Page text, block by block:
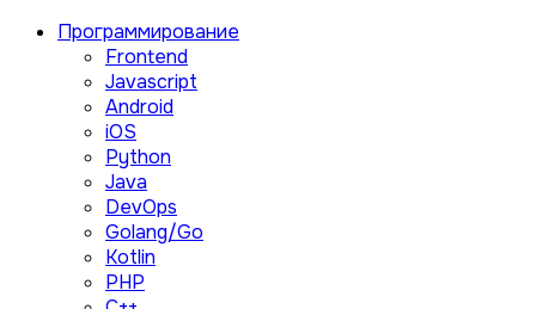
Программирование
Frontend
Javascript
Android
iOS
Python
Java
DevOps
Golang/Go
Kotlin
PHP